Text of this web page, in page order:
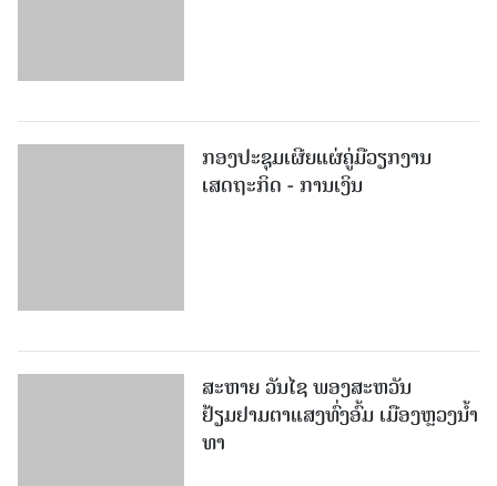
ກອງປະຊຸມເຜີຍແຜ່ຄູ່ມືວຽກງານ
ເສດຖະກິດ - ການເງິນ
ສະຫາຍ ວັນໄຊ ພອງສະຫວັນ
ຢ້ຽມຢາມຕາແສງທົ່ງອົ້ມ ເມືອງຫຼວງນໍ້າ
ທາ